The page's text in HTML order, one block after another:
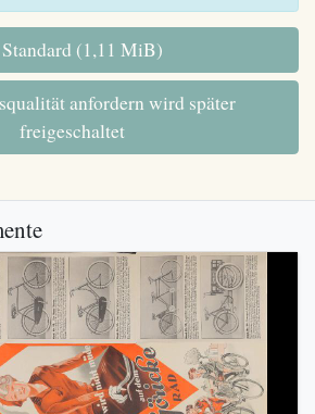
Standard (1,11 MiB)
anfordern wird später
freigeschaltet